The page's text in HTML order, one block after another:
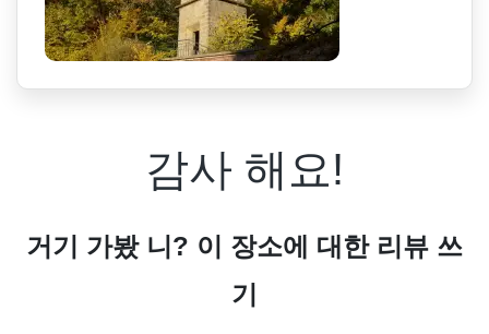
감사 해요!
거기 가봤 니? 이 장소에 대한 리뷰 쓰
기